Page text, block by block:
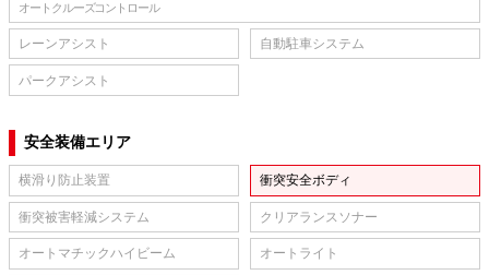
オートクルーズコントロール
レーンアシスト 自動駐車システム
パークアシスト
安全装備エリア
横滑り防止装置 衝突安全ボディ
衝突被害軽減システム クリアランスソナー
オートマチックハイビーム オートライト